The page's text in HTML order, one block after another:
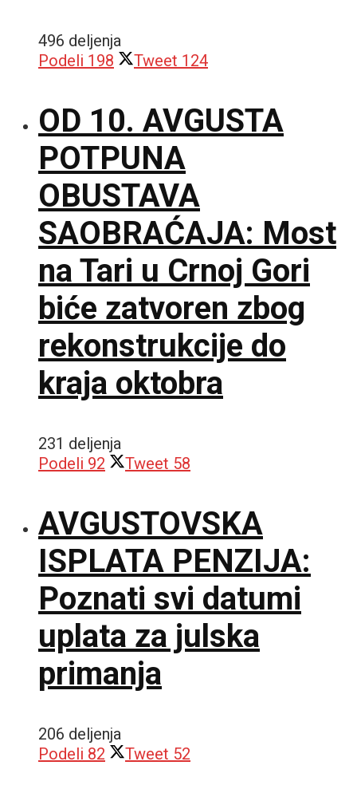
496 deljenja
Podeli 198 Tweet 124
OD 10. AVGUSTA
POTPUNA
OBUSTAVA
SAOBRAĆAJA: Most
na Tari u Crnoj Gori
biće zatvoren zbog
rekonstrukcije do
kraja oktobra
231 deljenja
Podeli 92 Tweet 58
AVGUSTOVSKA
ISPLATA PENZIJA:
Poznati svi datumi
uplata za julska
primanja
206 deljenja
Podeli 82 Tweet 52